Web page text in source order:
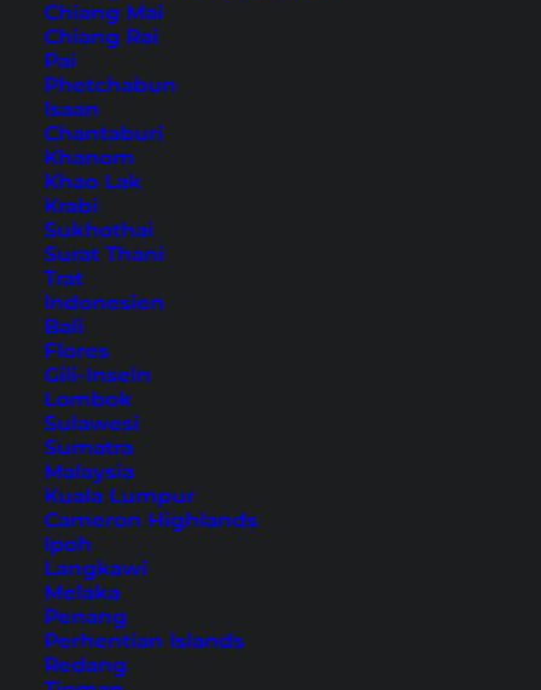
Chiang Mai
Chiang Rai
Pai
Phetchabun
Isaan
Chantaburi
Khanom
Khao Lak
Krabi
Sukhothai
Surat Thani
Trat
Indonesien
Bali
Flores
Gili-Inseln
Lombok
Sulawesi
Sumatra
Malaysia
Kuala Lumpur
Cameron Highlands
Ipoh
Langkawi
Melaka
Penang
Perhentian Islands
Redang
entlang Koh Samui bis auf die Höhe von Koh
Phangan und hat viele Highlights zu bieten.
Schnorchelspots, Kajakfahren, Aussichtspunkte,
die beeindruckende Lagune oder die schönen
Strände – es gibt viel zu tun und entdecken.
Tagesausflug von Koh
Phangan in den Ang
Thong Nationalpark
Inhaltsverzeichnis
Anfahrt zum Ang Thong Nationalpark
1. Schnorcheln im Ang Thong
Nationalpark
2. Koh Mae Ko
3. Kajakfahren im Ang Thong Nationalpark
4. Koh Wua Ta Lap
Fazit zum Ang Thong Nationalpark
Ang Thong Nationalpark: Touren und